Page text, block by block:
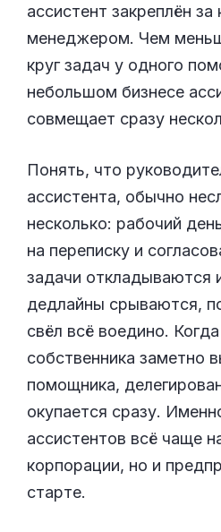
ассистент закреплён
менеджером. Чем
круг задач у одного
небольшом бизнесе
совмещает сразу
Понять, что
ассистента, обычно
несколько: рабочий
на переписку и
задачи откладываются
дедлайны срываются,
свёл всё воедино.
собственника заметно
помощника,
окупается сразу.
ассистентов всё чаще
корпорации, но и
старте.